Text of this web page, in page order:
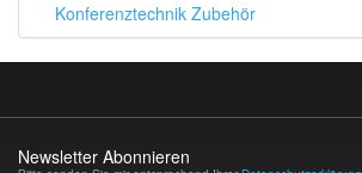
Konferenztechnik Zubehör
Newsletter Abonnieren